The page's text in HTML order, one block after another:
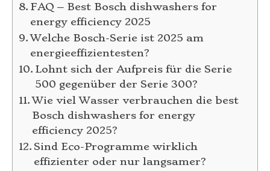
FAQ – Best Bosch dishwashers for
energy efficiency 2025
Welche Bosch-Serie ist 2025 am
energieeffizientesten?
Lohnt sich der Aufpreis für die Serie
500 gegenüber der Serie 300?
Wie viel Wasser verbrauchen die best
Bosch dishwashers for energy
efficiency 2025?
Sind Eco-Programme wirklich
effizienter oder nur langsamer?